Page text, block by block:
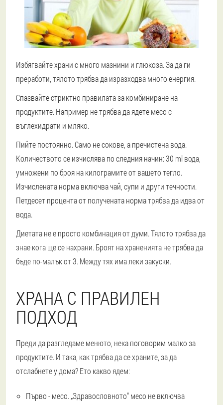
Избягвайте храни с много мазнини и глюкоза. За да ги
преработи, тялото трябва да изразходва много енергия.
Спазвайте стриктно правилата за комбиниране на
продуктите. Например не трябва да ядете месо с
въглехидрати и мляко.
Пийте постоянно. Само не сокове, а пречистена вода.
Количеството се изчислява по следния начин: 30 ml вода,
умножени по броя на килограмите от вашето тегло.
Изчислената норма включва чай, супи и други течности.
Петдесет процента от получената норма трябва да идва от
вода.
Диетата не е просто комбинация от думи. Тялото трябва да
знае кога ще се нахрани. Броят на храненията не трябва да
бъде по-малък от 3. Между тях има леки закуски.
ХРАНА С ПРАВИЛЕН
ПОДХОД
Преди да разгледаме менюто, нека поговорим малко за
продуктите. И така, как трябва да се храните, за да
отслабнете у дома? Ето какво ядем:
Първо - месо. „Здравословното“ месо не включва